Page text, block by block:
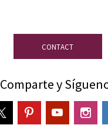
CONTACT
Comparte y